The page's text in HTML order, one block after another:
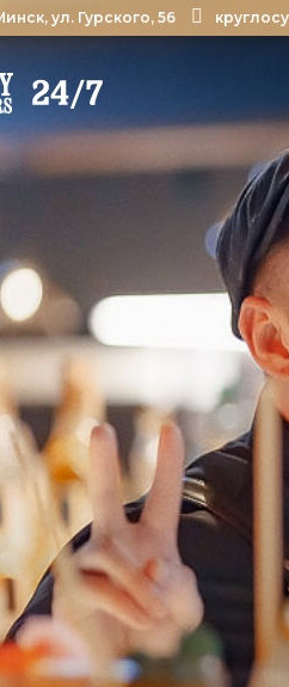
ул. Гурского, 56